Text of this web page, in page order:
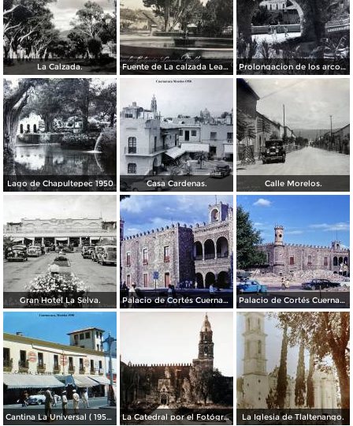
La Calzada. Fuente de La calzada Leandro Valle. Prolongacion de los arcos de Guadalupe.
Lago de Chapultepec 1950 Casa Cardenas. Calle Morelos.
Gran Hotel La Selva. Palacio de Cortés Cuernavaca Morelos 1967 Palacio de Cortés Cuernavaca Morelos 1967
Cantina La Universal ( 1950 ). La Catedral por el Fotógrafo Hugo Brehme. La Iglesia de Tlaltenango.